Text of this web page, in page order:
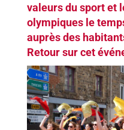
valeurs du sport et
olympiques le
auprès des
Retour sur cet